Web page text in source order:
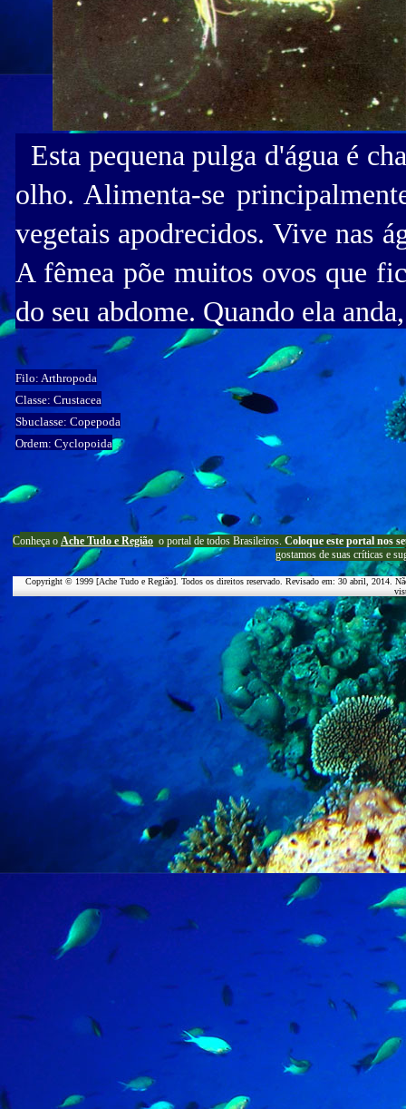
Esta pequena pulga d'água é
olho. Alimenta-se
vegetais apodrecidos. Vive nas
A fêmea põe muitos ovos que
do seu abdome. Quando ela
Filo: Arthropoda
Classe: Crustacea
Sbuclasse: Copepoda
Ordem: Cyclopoida
Conheça o Ache Tudo e Região o portal de todos Brasileiros. Coloque este portal nos
gostamos de suas críticas e
Copyright © 1999 [Ache Tudo e Região]. Todos os direitos reservado. Revisado em: 30 abril, 2014.